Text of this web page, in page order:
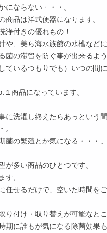
にならない・・・。
品は洋式便器になります。
浄付きの優れもの！
や、美ら海水族館の水槽など
の滞留を防ぐ事が出来るよう
ているつもりでも）いつの間
商品になっています。
洗濯し終えたらあっという間
。
の繁殖とか気になる・・・。
多い商品のひとつです。
す。
せるだけで、空いた時間を
付け・取り替えが可能なとこ
に誰もが気になる除菌効果も